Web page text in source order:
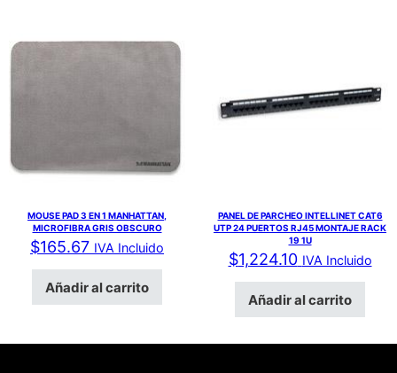
MOUSE PAD 3 EN 1 MANHATTAN,
MICROFIBRA GRIS OBSCURO
$165.67 IVA Incluido
Añadir al carrito
PANEL DE PARCHEO INTELLINET CAT6
UTP 24 PUERTOS RJ45 MONTAJE RACK
19 1U
$1,224.10 IVA Incluido
Añadir al carrito